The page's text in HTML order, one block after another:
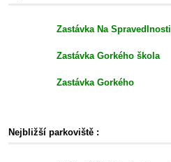
Zastávka Na Spravedlnosti
Zastávka Gorkého škola
Zastávka Gorkého
Nejbližší parkoviště :